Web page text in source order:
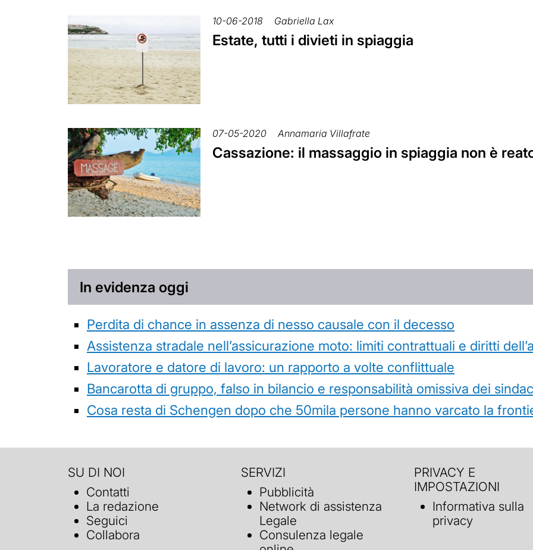
10-06-2018 Gabriella Lax
Estate, tutti i divieti in spiaggia
07-05-2020 Annamaria Villafrate
Cassazione: il massaggio in spiaggia non è
In evidenza oggi
Perdita di chance in assenza di nesso causale con il decesso
Assistenza stradale nell’assicurazione moto: limiti contrattuali e diritti
Lavoratore e datore di lavoro: un rapporto a volte conflittuale
Bancarotta di gruppo, falso in bilancio e responsabilità omissiva dei
Cosa resta di Schengen dopo che 50mila persone hanno varcato la
SU DI NOI
Contatti
La redazione
Seguici
Collabora
SERVIZI
Pubblicità
Network di assistenza
Legale
Consulenza legale
PRIVACY E
IMPOSTAZIONI
Informativa sulla
privacy